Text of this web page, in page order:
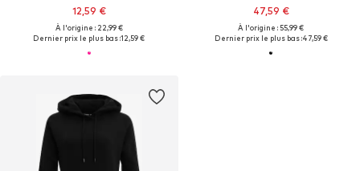
12,59 €
À l'origine : 22,99 €
Dernier prix le plus bas :12,59 €
47,59 €
À l'origine : 55,99 €
Dernier prix le plus bas :47,59 €